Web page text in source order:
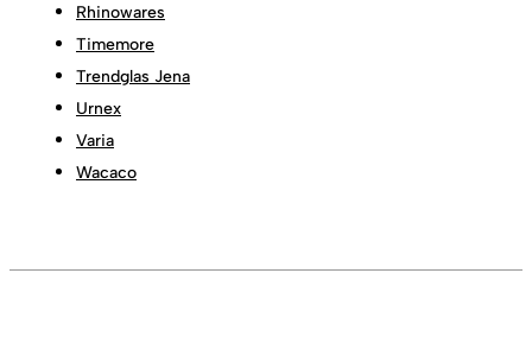
Rhinowares
Timemore
Trendglas Jena
Urnex
Varia
Wacaco